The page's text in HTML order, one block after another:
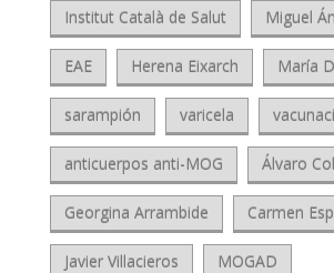
Institut Català de Salut Miguel
EAE Herena Eixarch María
sarampión varicela
anticuerpos anti-MOG Álvaro
Georgina Arrambide Carmen
Javier Villacieros MOGAD